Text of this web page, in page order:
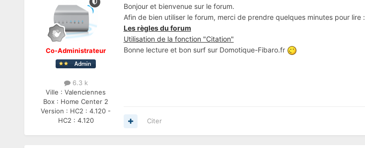
Co-Administrateur
6.3 k
Ville :Valenciennes
Box : Home Center 2
Version : HC2 : 4.120 -
HC2 : 4.120
Bonjour et bienvenue sur le forum.
Afin de bien utiliser le forum, merci de prendre quelques minutes pour lire :
Les règles du forum
Utilisation de la fonction "Citation"
Bonne lecture et bon surf sur Domotique-Fibaro.fr
Citer